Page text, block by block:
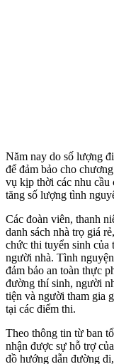
Năm nay do số lượng
để đảm bảo cho
vụ kịp thời các nhu cầu
tăng số lượng tình
Các đoàn viên, thanh
danh sách nhà trọ giá
chức thi tuyển sinh của
người nhà. Tình
đảm bảo an toàn thực
đường thí sinh, người
tiện và người tham gia
tại các điểm thi.
Theo thông tin từ ban
nhận được sự hỗ trợ
đồ hướng dẫn đường